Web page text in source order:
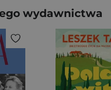
wydawnictwa